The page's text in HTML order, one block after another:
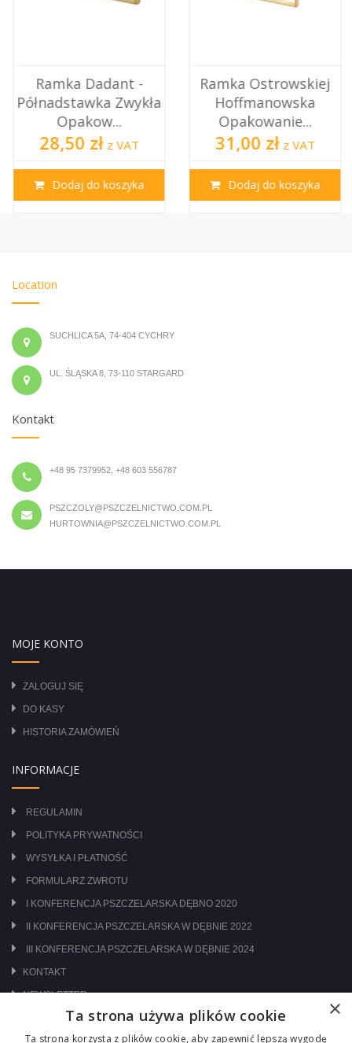
Ramka Dadant -
Półnadstawka Zwykła
Opakow...
28,50 zł z VAT
Dodaj do koszyka
Ramka Ostrowskiej
Hoffmanowska
Opakowanie...
31,00 zł z VAT
Dodaj do koszyka
Location
SUCHLICA 5A, 74-404 CYCHRY
UL. ŚLĄSKA 8, 73-110 STARGARD
Kontakt
+48 95 7379952, +48 603 556787
PSZCZOLY@PSZCZELNICTWO.COM.PL
HURTOWNIA@PSZCZELNICTWO.COM.PL
MOJE KONTO
ZALOGUJ SIĘ
DO KASY
HISTORIA ZAMÓWIEŃ
INFORMACJE
REGULAMIN
POLITYKA PRYWATNOŚCI
WYSYŁKA I PŁATNOŚĆ
FORMULARZ ZWROTU
I KONFERENCJA PSZCZELARSKA DĘBNO 2020
II KONFERENCJA PSZCZELARSKA W DĘBNIE 2022
III KONFERENCJA PSZCZELARSKA W DĘBNIE 2024
KONTAKT
NEWSLETTER
ODWIEDŹ NAS NA:
×
Ta strona używa plików cookie
Ta strona korzysta z plików cookie, aby zapewnić lepszą wygodę